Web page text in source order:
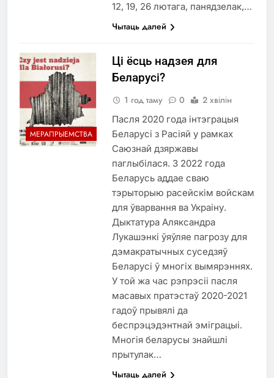
12, 19, 26 лютага, панядзелак,…
Чытаць далей
МЕРАПРЫЕМСТВА
Ці ёсць надзея для
Беларусі?
1 год таму 0 2 хвілін
Пасля 2020 года інтэграцыя
Беларусі з Расіяй у рамках
Саюзнай дзяржавы
паглыбілася. З 2022 года
Беларусь аддае сваю
тэрыторыю расейскім войскам
для ўварвання ва Украіну.
Дыктатура Аляксандра
Лукашэнкі ўяўляе пагрозу для
дэмакратычных суседзяў
Беларусі ў многіх вымярэннях.
У той жа час рэпрэсіі пасля
масавых пратэстаў 2020-2021
гадоў прывялі да
беспрэцэдэнтнай эміграцыі.
Многія беларусы знайшлі
прытулак…
Чытаць далей